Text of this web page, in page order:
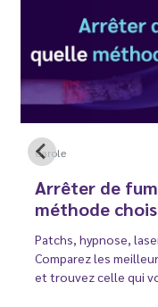
Carole
Arrêter de
méthode
Patchs, hypnose,
Comparez les
et trouvez celle qui